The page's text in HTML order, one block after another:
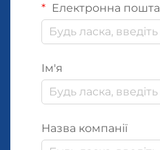
Електронна пошта
Ім'я
Назва компанії